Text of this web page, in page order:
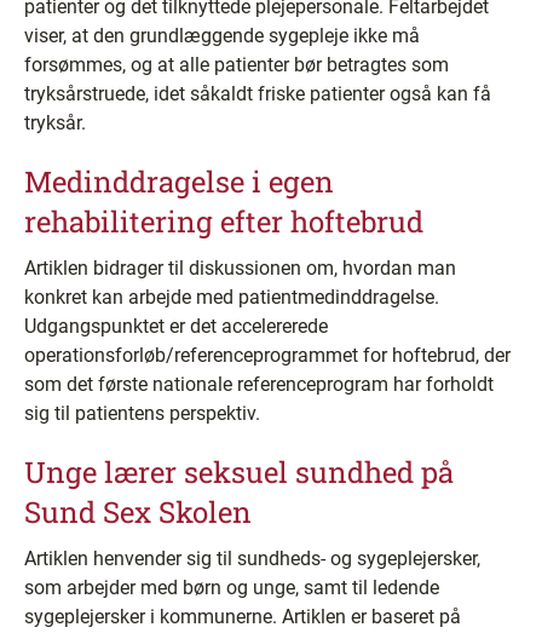
patienter og det tilknyttede plejepersonale. Feltarbejdet
viser, at den grundlæggende sygepleje ikke må
forsømmes, og at alle patienter bør betragtes som
tryksårstruede, idet såkaldt friske patienter også kan få
tryksår.
Medinddragelse i egen
rehabilitering efter hoftebrud
Artiklen bidrager til diskussionen om, hvordan man
konkret kan arbejde med patientmedinddragelse.
Udgangspunktet er det accelererede
operationsforløb/referenceprogrammet for hoftebrud, der
som det første nationale referenceprogram har forholdt
sig til patientens perspektiv.
Unge lærer seksuel sundhed på
Sund Sex Skolen
Artiklen henvender sig til sundheds- og sygeplejersker,
som arbejder med børn og unge, samt til ledende
sygeplejersker i kommunerne. Artiklen er baseret på